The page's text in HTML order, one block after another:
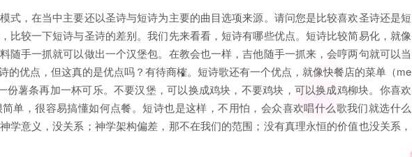
式，在当中主要还以圣诗与短诗为主要的曲目选项来源。请问您是比较喜欢圣诗还是短
比较一下短诗与圣诗的差别。我们先来看看，短诗有哪些优点。短诗比较简易化，就像
随手一抓就可以做出一个汉堡包。在教会也一样，吉他随手一抓来，会哼两句就可以当
优点，但这真的是优点吗？有待商榷。短诗歌还有一个优点，就像快餐店的菜单（me
份薯条再加一杯可乐。不要汉堡，可以换成鸡块，不要鸡块，可以换成鸡柳块。你喜欢
单，很容易搞懂如何点餐。短诗也是这样，不用怕，会众喜欢唱什么歌我们就选什么
学意义，没关系；神学架构偏差，那不在我们的范围；没有真理永恒的价值也没关系，